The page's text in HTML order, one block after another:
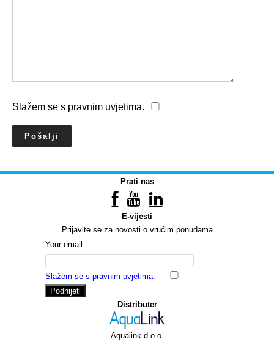
Slažem se s pravnim uvjetima.
Prati nas
E-vijesti
Prijavite se za novosti o vrućim ponudama
Your email:
Slažem se s pravnim uvjetima.
Podnijeti
Distributer
Aqualink d.o.o.